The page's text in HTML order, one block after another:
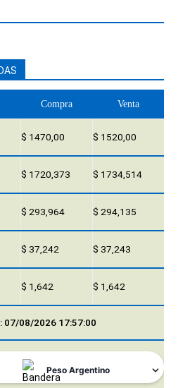
Compra Venta
$ 1470,00 $ 1520,00
$ 1720,373 $ 1734,514
$ 293,964 $ 294,135
$ 37,242 $ 37,243
$ 1,642 $ 1,642
08/2026 17:57:00